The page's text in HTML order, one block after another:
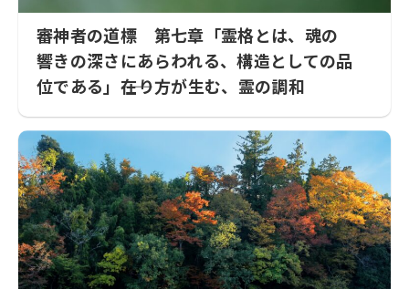
審神者の道標 第七章「霊格とは、魂の
響きの深さにあらわれる、構造としての品
位である」――在り方が生む、霊の調和